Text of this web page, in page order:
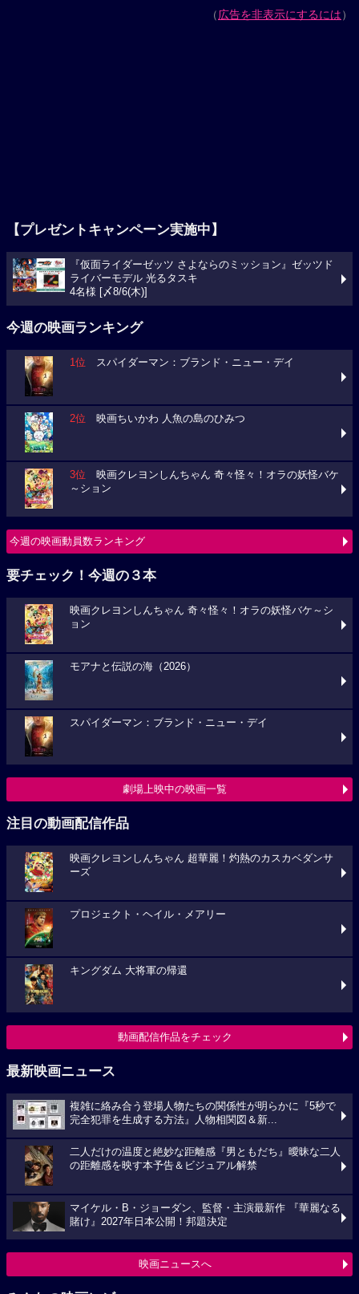
（広告を非表示にするには）
【プレゼントキャンペーン実施中】
『仮面ライダーゼッツ さよならのミッション』ゼッツド
ライバーモデル 光るタスキ
4名様 [〆8/6(木)]
今週の映画ランキング
1位 スパイダーマン：ブランド・ニュー・デイ
2位 映画ちいかわ 人魚の島のひみつ
3位 映画クレヨンしんちゃん 奇々怪々！オラの妖怪バケ
～ション
今週の映画動員数ランキング
要チェック！今週の３本
映画クレヨンしんちゃん 奇々怪々！オラの妖怪バケ～シ
ョン
モアナと伝説の海（2026）
スパイダーマン：ブランド・ニュー・デイ
劇場上映中の映画一覧
注目の動画配信作品
映画クレヨンしんちゃん 超華麗！灼熱のカスカベダンサ
ーズ
プロジェクト・ヘイル・メアリー
キングダム 大将軍の帰還
動画配信作品をチェック
最新映画ニュース
複雑に絡み合う登場人物たちの関係性が明らかに『5秒で
完全犯罪を生成する方法』人物相関図＆新...
二人だけの温度と絶妙な距離感『男ともだち』曖昧な二人
の距離感を映す本予告＆ビジュアル解禁
マイケル・B・ジョーダン、監督・主演最新作 『華麗なる
賭け』2027年日本公開！邦題決定
映画ニュースへ